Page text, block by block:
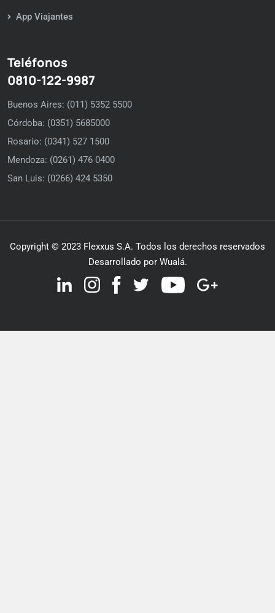
App Viajantes
Teléfonos
0810-122-9987
Buenos Aires: (011) 5352 5500
Córdoba: (0351) 5685000
Rosario: (0341) 527 1500
Mendoza: (0261) 476 0400
San Luis: (0266) 424 5350
Copyright © 2023 Flexxus S.A. Todos los derechos reservados
Desarrollado por Wualá.